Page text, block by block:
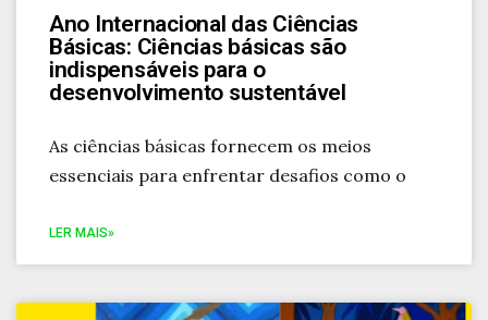
Ano Internacional das Ciências
Básicas: Ciências básicas são
indispensáveis para o
desenvolvimento sustentável
As ciências básicas fornecem os meios
essenciais para enfrentar desafios como o
LER MAIS»